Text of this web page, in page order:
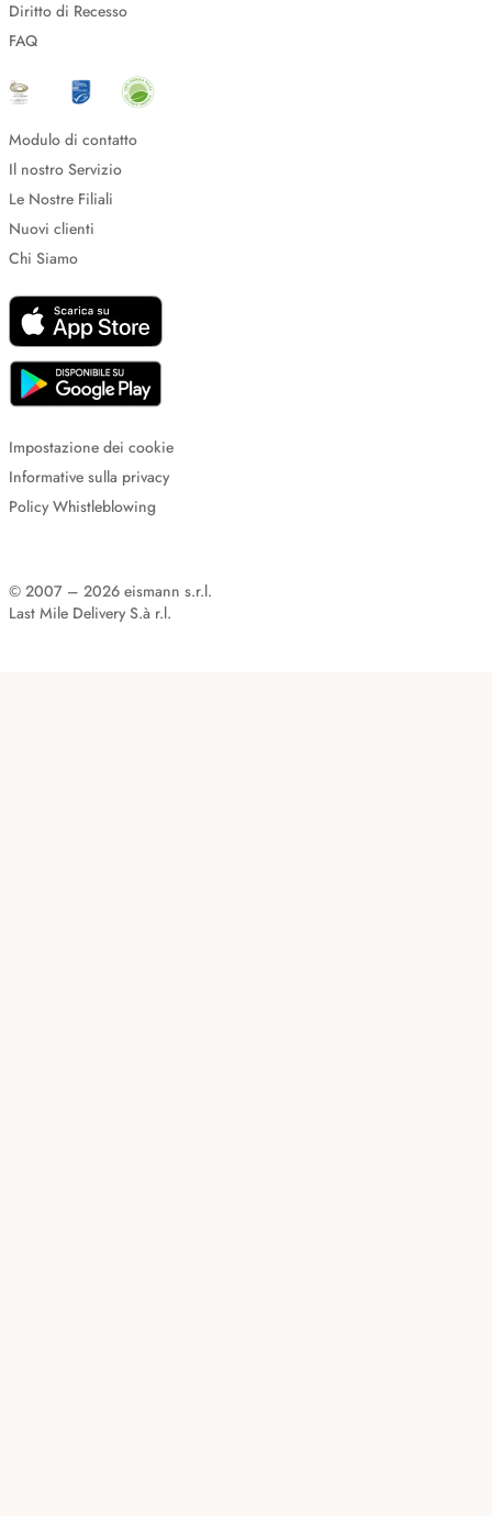
Diritto di Recesso
FAQ
Modulo di contatto
Il nostro Servizio
Le Nostre Filiali
Nuovi clienti
Chi Siamo
Impostazione dei cookie
Informative sulla privacy
Policy Whistleblowing
© 2007 – 2026 eismann s.r.l.
Last Mile Delivery S.à r.l.